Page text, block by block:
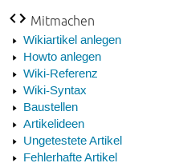
Mitmachen
Wikiartikel anlegen
Howto anlegen
Wiki-Referenz
Wiki-Syntax
Baustellen
Artikelideen
Ungetestete Artikel
Fehlerhafte Artikel